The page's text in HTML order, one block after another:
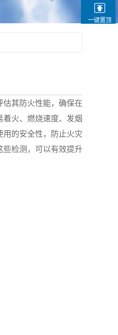
一键置顶
其防火性能，确保在
火、燃烧速度、发烟
的安全性，防止火灾
些检测，可以有效提升